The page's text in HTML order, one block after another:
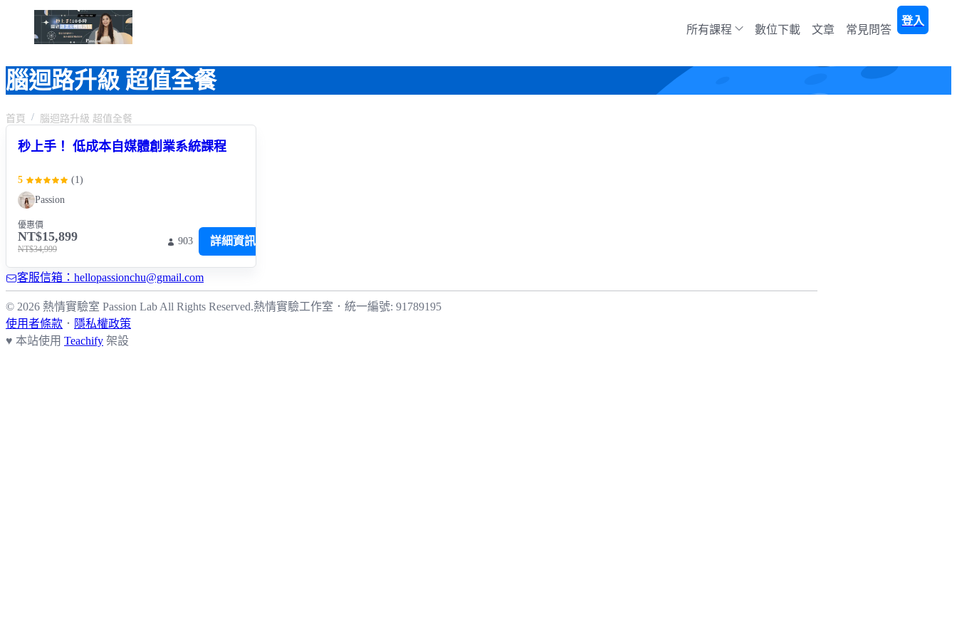
所有課程 數位下載 文章 常見問答
登入
腦迴路升級 超值全餐
首頁 腦迴路升級 超值全餐
秒上手！ 低成本自媒體創業系統課程
5 (1 )
Passion
優惠價
NT$15,899
NT$34,999
903 詳細資訊
客服信箱：hellopassionchu@gmail.com
© 2026 熱情實驗室 Passion Lab All Rights Reserved.熱情實驗工作室 ． 統一編號: 91789195
使用者條款 ． 隱私權政策
♥ 本站使用 Teachify 架設